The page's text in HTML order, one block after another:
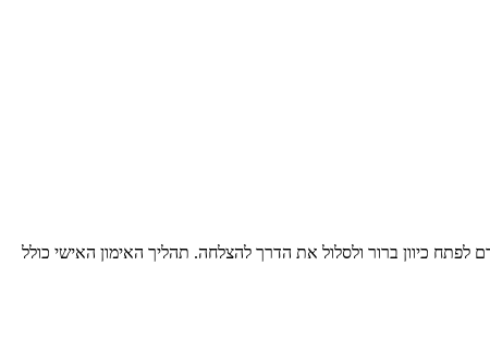
כיוון ברור ולסלול את הדרך להצלחה. תהליך האימון האישי כולל